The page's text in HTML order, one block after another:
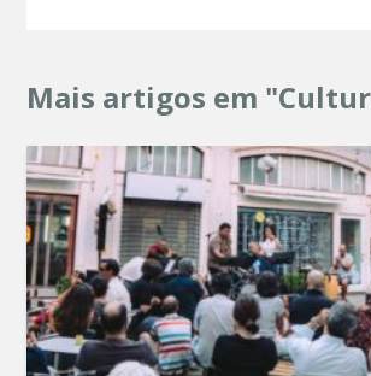
Mais artigos em